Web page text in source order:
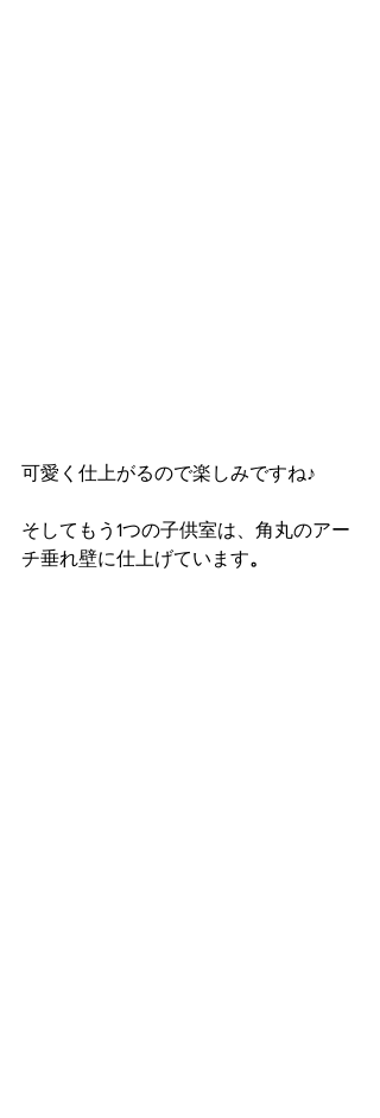
可愛く仕上がるので楽しみですね♪
そしてもう1つの子供室は、角丸のアー
チ垂れ壁に仕上げています。